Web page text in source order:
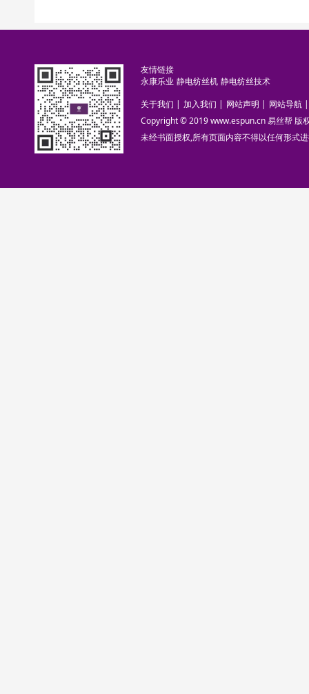
友情链接
永康乐业 静电纺丝机 静电纺丝技术
关于我们 | 加入我们 | 网站声明 | 网站导航 |
Copyright © 2019 www.espun.cn 易丝帮 版
未经书面授权,所有页面内容不得以任何形式